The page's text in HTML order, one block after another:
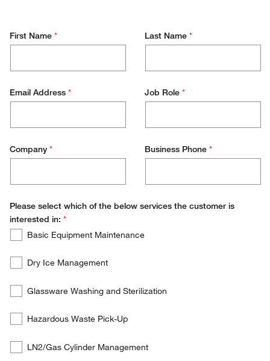
First Name * Last Name *
Email Address * Job Role *
Company * Business Phone *
Please select which of the below services the customer is
interested in: *
Required
Please
which
the
below
services
the
customer
is
Basic Equipment Maintenance
Dry Ice Management
Glassware Washing and Sterilization
Hazardous Waste Pick-Up
LN2/Gas Cylinder Management